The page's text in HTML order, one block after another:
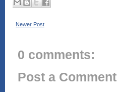
Newer Post
0 comments:
Post a Comment